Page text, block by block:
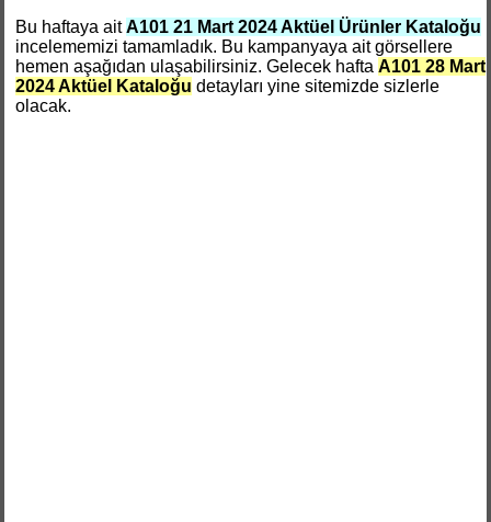
Bu haftaya aitA101 21 Mart 2024 Aktüel Ürünler Kataloğu
incelememizi tamamladık. Bu kampanyaya ait görsellere
hemen aşağıdan ulaşabilirsiniz. Gelecek haftaA101 28 Mart
2024 Aktüel Kataloğu detayları yine sitemizde sizlerle
olacak.